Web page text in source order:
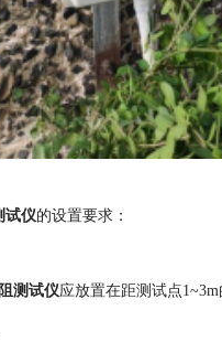
试仪的设置要求：
测试仪应放置在距测试点